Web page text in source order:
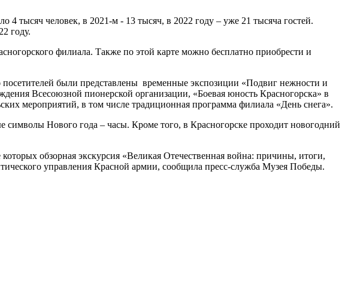
тысяч человек, в 2021-м - 13 тысяч, в 2022 году – уже 21 тысяча гостей.
году.
филиала. Также по этой карте можно бесплатно приобрести и
были представлены временные экспозиции «Подвиг нежности и
Всесоюзной пионерской организации, «Боевая юность Красногорска» в
мероприятий, в том числе традиционная программа филиала «День снега».
символы Нового года – часы. Кроме того, в Красногорске проходит новогодний
обзорная экскурсия «Великая Отечественная война: причины, итоги,
управления Красной армии, сообщила пресс-служба Музея Победы.